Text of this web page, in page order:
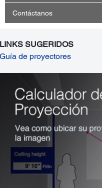
Contáctanos
LINKS SUGERIDOS
Guía de proyectores